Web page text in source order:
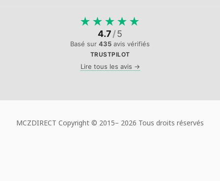
★ ★ ★ ★ ★
4.7/5
Basé sur 435 avis vérifiés
TRUSTPILOT
Lire tous les avis →
MCZDIRECT Copyright © 2015– 2026 Tous droits réservés